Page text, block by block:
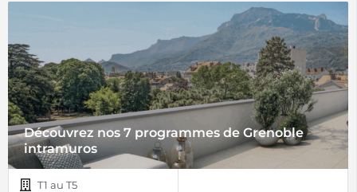
Découvrez nos 7 programmes de Grenoble
intramuros
T1 au T5